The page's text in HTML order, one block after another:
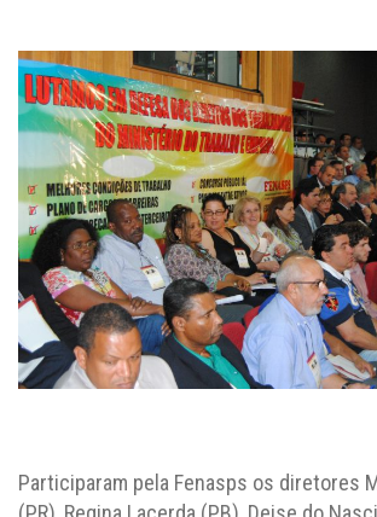
Participaram pela Fenasps os diretores